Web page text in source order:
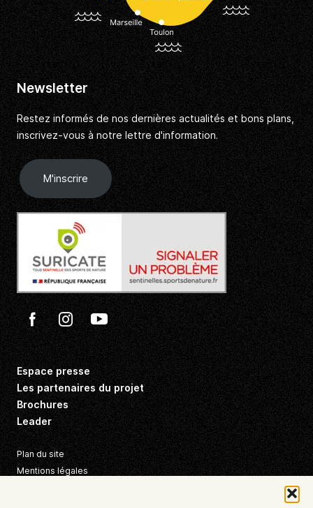
Newsletter
Restez informés de nos dernières actualités et bons plans,
inscrivez-vous à notre lettre d'information.
M'inscrire
Facebook
Instagram
Youtube
Espace presse
Les partenaires du projet
Brochures
Leader
Plan du site
Mentions légales